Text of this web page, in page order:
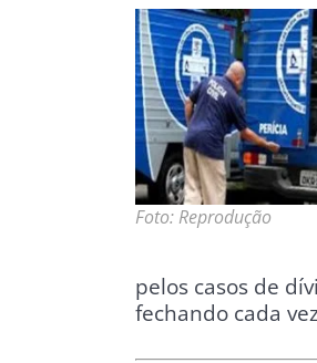
Foto: Reprodução
pelos casos de
fechando cada